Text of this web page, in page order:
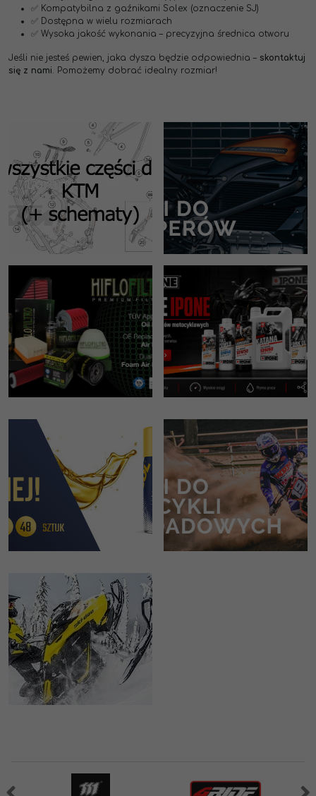
✅ Kompatybilna z gaźnikami Solex (oznaczenie SJ)
✅ Dostępna w wielu rozmiarach
✅ Wysoka jakość wykonania – precyzyjna średnica otworu
Jeśli nie jesteś pewien, jaka dysza będzie odpowiednia – skontaktuj
się z nami. Pomożemy dobrać idealny rozmiar!